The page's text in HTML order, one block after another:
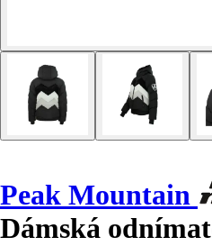
Peak Mountain
Dámská